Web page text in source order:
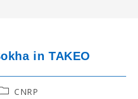
in TAKEO
CNRP